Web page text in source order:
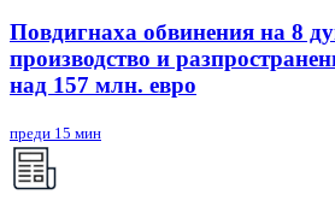
Повдигнаха обвинения на 8
производство и
над 157 млн. евро
преди 15 мин